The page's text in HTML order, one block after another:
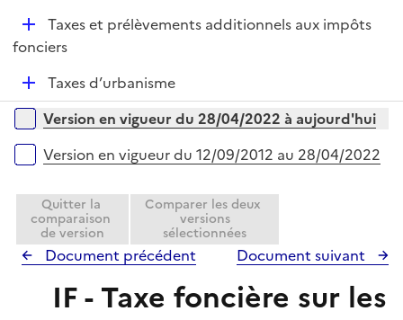
r
e
l
r
D
é
e
r
Taxes et prélèvements additionnels aux impôts
fonciers
D
é
p
e
r
Taxes d’urbanisme
Versions sur la période
Version en vigueur du 28/04/2022 à aujourd'hui
Version en vigueur du 12/09/2012 au 28/04/2022
Quitter la
comparaison
de version
Comparer les deux
versions
sélectionnées
Document précédent Document suivant
IF - Taxe foncière sur les